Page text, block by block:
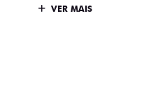
VER MAIS